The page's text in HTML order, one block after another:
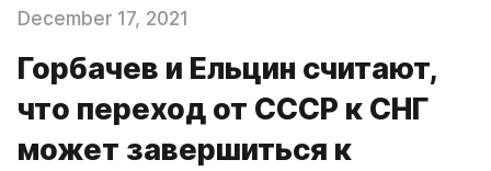
December 17, 2021
Горбачев и Ельцин считают,
что переход от СССР к СНГ
может завершиться к